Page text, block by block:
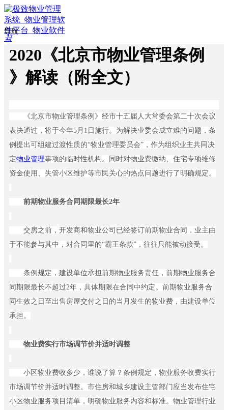
导航
끀
ꀇ
首
页
业
方
案
ꀉ
智
慧
物
ꀉ
社
区
慧
园
区
未
社
数
字
策
2020《北京市物业管理条例
》解读（附全文）
《北京市物业管理条例》经市十五届人大常委会第二十次会议
表决通过，将于今年5 月 1 日施行。为解决业委会成立难的问题，条
例提出可组建过渡性质的“物业管理委员会” ，作为组织业主共同决
定物业管理事项的临时性机构。同时对物业费缴纳、住宅专项维修
资金使用、失管小区维护等市民关心的热点问题进行了明确规定。
前期物业服务合同期限最长2年
交房之前，开发商和物业公司已经签订前期物业合同，业主由
于不能参与其中，对合同里 的“霸王条款” ，往往只能被动接受。
条例规定，建设单位承担前期物业服务责任，前期物业服务合
同期限最长不超过2年，具体期限在合同中约定。前期物业服务合
同生效之日至出售房屋交付之日的当月发生的物业费，由建设单位
承担。
物业费实行市场调节价并适时调整
小区物业费收多少，谁说了算？条例规定，物业服务收费实行
市场调节价并适时调整。市住房和城乡建设主管部门应当发布住宅
小区物业服务项目清单，明确物业服务内容和标准。物业管理行业